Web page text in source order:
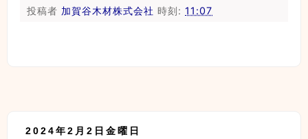
投稿者 加賀谷木材株式会社 時刻: 11:07
2024年2月2日金曜日